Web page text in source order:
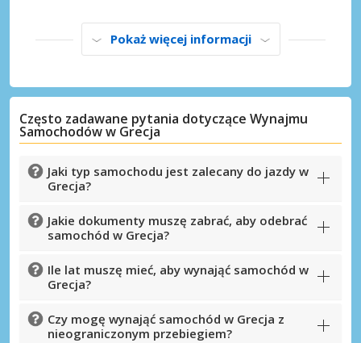
Najlepsze oszczędności
partnerów
Zaloguj się przez eLink
Pokaż więcej informacji
Często zadawane pytania dotyczące Wynajmu
Samochodów w Grecja
Jaki typ samochodu jest zalecany do jazdy w
Grecja?
Jakie dokumenty muszę zabrać, aby odebrać
samochód w Grecja?
Ile lat muszę mieć, aby wynająć samochód w
Grecja?
Czy mogę wynająć samochód w Grecja z
nieograniczonym przebiegiem?